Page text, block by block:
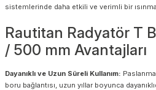
sistemlerinde daha etkili ve verimli bir
Rautitan Radyatör T
/ 500 mm Avantajları
Dayanıklı ve Uzun Süreli Kullanım:
boru bağlantısı, uzun yıllar boyunca